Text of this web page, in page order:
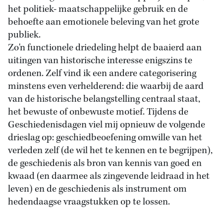
het politiek- maatschappelijke gebruik en de
behoefte aan emotionele beleving van het grote
publiek.
Zo'n functionele driedeling helpt de baaierd aan
uitingen van historische interesse enigszins te
ordenen. Zelf vind ik een andere categorisering
minstens even verhelderend: die waarbij de aard
van de historische belangstelling centraal staat,
het bewuste of onbewuste motief. Tijdens de
Geschiedenisdagen viel mij opnieuw de volgende
drieslag op: geschiedbeoefening omwille van het
verleden zelf (de wil het te kennen en te begrijpen),
de geschiedenis als bron van kennis van goed en
kwaad (en daarmee als zingevende leidraad in het
leven) en de geschiedenis als instrument om
hedendaagse vraagstukken op te lossen.